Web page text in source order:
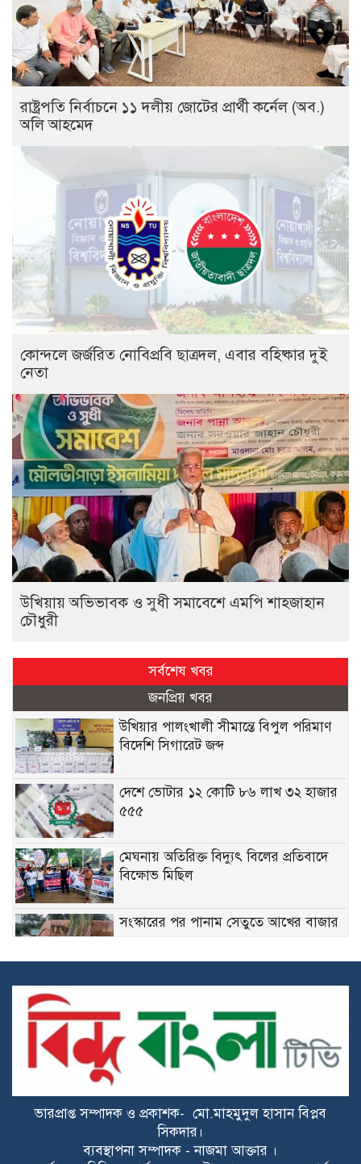
রাষ্ট্রপতি নির্বাচনে ১১ দলীয় জোটের প্রার্থী কর্নেল (অব.)
অলি আহমেদ
কোন্দলে জর্জরিত নোবিপ্রবি ছাত্রদল, এবার বহিষ্কার দুই
নেতা
উখিয়ায় অভিভাবক ও সুধী সমাবেশে এমপি শাহজাহান
চৌধুরী
সর্বশেষ খবর
জনপ্রিয় খবর
উখিয়ার পালংখালী সীমান্তে বিপুল পরিমাণ
বিদেশি সিগারেট জব্দ
দেশে ভোটার ১২ কোটি ৮৬ লাখ ৩২ হাজার
৫৫৫
মেঘনায় অতিরিক্ত বিদ্যুৎ বিলের প্রতিবাদে
বিক্ষোভ মিছিল
সংস্কারের পর পানাম সেতুতে আখের বাজার
রাষ্ট্রপতি নির্বাচনে জামায়াত-এনসিপির প্রার্থী
হোমনায় সরকারি দপ্তরের সামনে জলাবদ্ধতা,
দায় নেবে কে?
হোমনায় সরকারি দপ্তরের সামনে জলাবদ্ধতা,
দায় নেবে কে?
ভারপ্রাপ্ত সম্পাদক ও প্রকাশক- মো.মাহমুদুল হাসান বিপ্লব
সিকদার।
ব্যবস্থাপনা সম্পাদক - নাজমা আক্তার ।